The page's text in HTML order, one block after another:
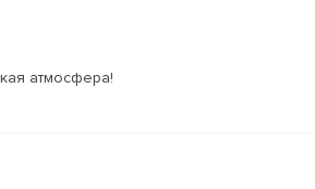
атмосфера!